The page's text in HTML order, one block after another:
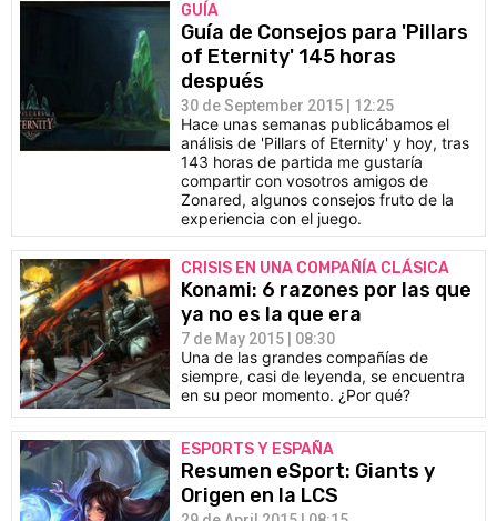
GUÍA
Guía de Consejos para 'Pillars
of Eternity' 145 horas
después
30 de September 2015 | 12:25
Hace unas semanas publicábamos el
análisis de 'Pillars of Eternity' y hoy, tras
143 horas de partida me gustaría
compartir con vosotros amigos de
Zonared, algunos consejos fruto de la
experiencia con el juego.
CRISIS EN UNA COMPAÑÍA CLÁSICA
Konami: 6 razones por las que
ya no es la que era
7 de May 2015 | 08:30
Una de las grandes compañías de
siempre, casi de leyenda, se encuentra
en su peor momento. ¿Por qué?
ESPORTS Y ESPAÑA
Resumen eSport: Giants y
Origen en la LCS